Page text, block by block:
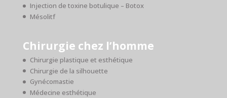
Injection de toxine botulique – Botox
Mésolitf
Chirurgie chez l’homme
Chirurgie plastique et esthétique
Chirurgie de la silhouette
Gynécomastie
Médecine esthétique